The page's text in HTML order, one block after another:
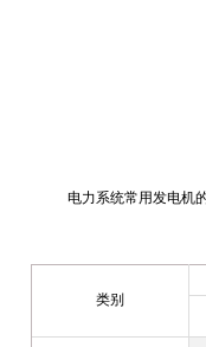
电力系统常用发电机
类别